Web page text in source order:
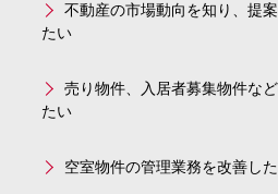
不動産の市場動向を知り、提
たい
売り物件、入居者募集物件な
たい
空室物件の管理業務を改善し